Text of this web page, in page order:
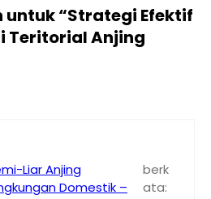
“Strategi Efektif
Teritorial Anjing
Liar Anjing
Domestik –
berk
ata: